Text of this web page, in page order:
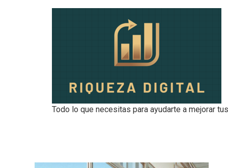
Todo lo que necesitas para ayudarte a mejorar